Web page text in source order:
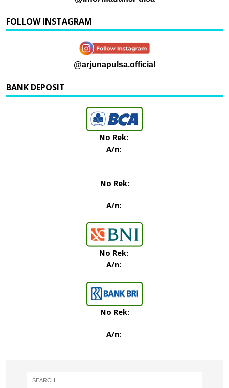
FOLLOW INSTAGRAM
@arjunapulsa.official
BANK DEPOSIT
No Rek:
A/n:
No Rek:
A/n:
No Rek:
A/n:
No Rek:
A/n: